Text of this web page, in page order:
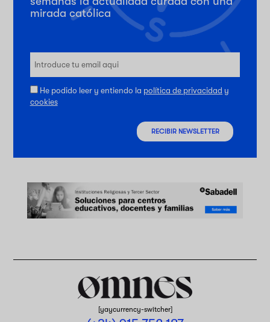
mirada católica
He podido leer y entiendo la política de privacidad y
cookies
RECIBIR NEWSLETTER
[yaycurrency-switcher]